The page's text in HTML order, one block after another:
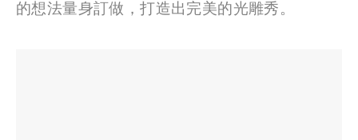
的想法量身訂做，打造出完美的光雕秀。